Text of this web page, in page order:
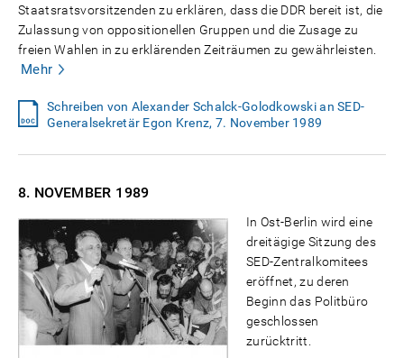
Staatsratsvorsitzenden zu erklären, dass die DDR bereit ist, die
Zulassung von oppositionellen Gruppen und die Zusage zu
freien Wahlen in zu erklärenden Zeiträumen zu gewährleisten.
Mehr
Schreiben von Alexander Schalck-Golodkowski an SED-
Generalsekretär Egon Krenz, 7. November 1989
8. NOVEMBER 1989
In Ost-Berlin wird eine
dreitägige Sitzung des
SED-Zentralkomitees
eröffnet, zu deren
Beginn das Politbüro
geschlossen
zurücktritt.